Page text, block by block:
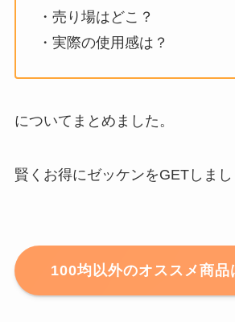
・売り場はどこ？
・実際の使用感は？
についてまとめました。
賢くお得にゼッケンをGETしまし
100均以外のオススメ商品